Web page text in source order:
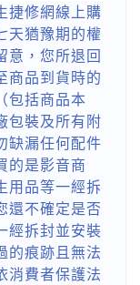
捷修網線上購
天猶豫期的權
意，您所退回
商品到貨時的
包括商品本
包裝及所有附
缺漏任何配件
的是影音商
用品等一經拆
還不確定是否
經拆封並安裝
的痕跡且無法
消費者保護法